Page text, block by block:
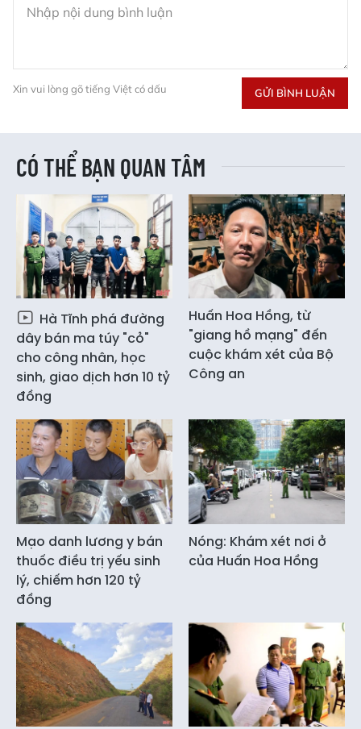
Xin vui lòng gõ tiếng Việt có dấu GỬI BÌNH LUẬN
CÓ THỂ BẠN QUAN TÂM
Hà Tĩnh phá đường
dây bán ma túy "cỏ"
cho công nhân, học
sinh, giao dịch hơn 10 tỷ
đồng
Huấn Hoa Hồng, từ
"giang hồ mạng" đến
cuộc khám xét của Bộ
Công an
Mạo danh lương y bán
thuốc điều trị yếu sinh
lý, chiếm hơn 120 tỷ
đồng
Nóng: Khám xét nơi ở
của Huấn Hoa Hồng